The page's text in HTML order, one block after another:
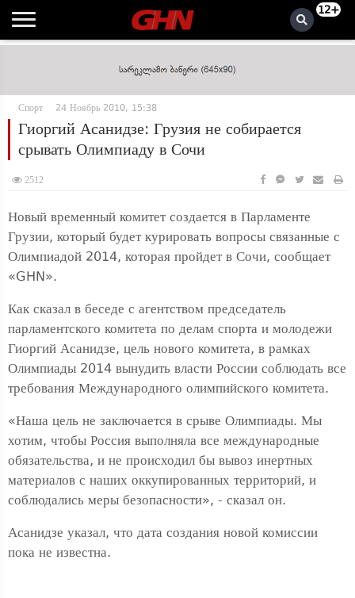
12+
Спорт 24 Ноябрь 2010, 15:38
Гиоргий Асанидзе: Грузия не собирается
срывать Олимпиаду в Сочи
2512
Новый временный комитет создается в Парламенте
Грузии, который будет курировать вопросы связанные с
Олимпиадой 2014, которая пройдет в Сочи, сообщает
«GHN».
Как сказал в беседе с агентством председатель
парламентского комитета по делам спорта и молодежи
Гиоргий Асанидзе, цель нового комитета, в рамках
Олимпиады 2014 вынудить власти России соблюдать все
требования Международного олимпийского комитета.
«Наша цель не заключается в срыве Олимпиады. Мы
хотим, чтобы Россия выполняла все международные
обязательства, и не происходил бы вывоз инертных
материалов с наших оккупированных территорий, и
соблюдались меры безопасности», - сказал он.
Асанидзе указал, что дата создания новой комиссии
пока не известна.